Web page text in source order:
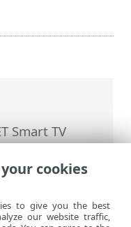
Smart TV
Smart TV
les
cookies
to give you the best
our website traffic,